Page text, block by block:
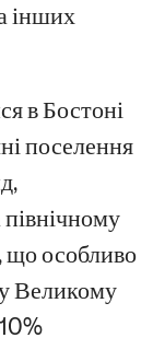
інших
в Бостоні
поселення
що особливо
Великому